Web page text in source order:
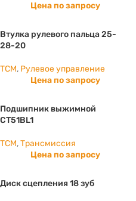
Цена по запросу
Втулка рулевого пальца 25-
28-20
TCM, Рулевое управление
Цена по запросу
Подшипник выжимной
CT51BL1
TCM,Трансмиссия
Цена по запросу
Диск сцепления 18 зуб